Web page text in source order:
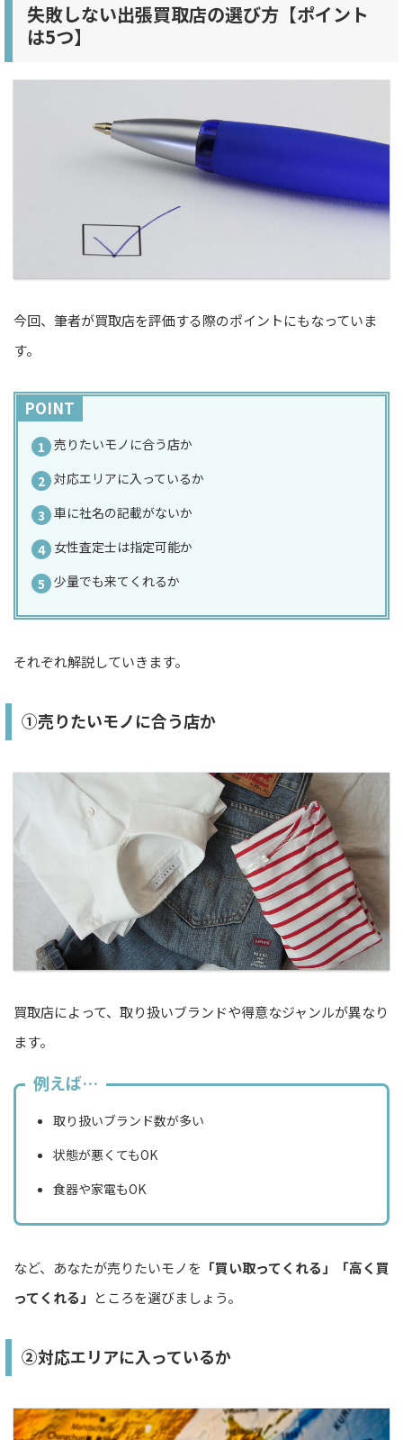
失敗しない出張買取店の選び方【ポイント
は5つ】
今回、筆者が買取店を評価する際のポイントにもなっていま
す。
POINT
売りたいモノに合う店か
対応エリアに入っているか
車に社名の記載がないか
女性査定士は指定可能か
少量でも来てくれるか
それぞれ解説していきます。
①売りたいモノに合う店か
買取店によって、取り扱いブランドや得意なジャンルが異なり
ます。
例えば…
取り扱いブランド数が多い
状態が悪くてもOK
食器や家電もOK
など、あなたが売りたいモノを 「買い取ってくれる」「高く買
ってくれる」 ところを選びましょう。
②対応エリアに入っているか